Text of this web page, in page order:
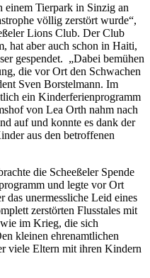
einem Tierpark in Sinzig an
völlig zerstört wurde“,
Lions Club. Der Club
hat aber auch schon in Haiti,
gespendet. „Dabei bemühen
die vor Ort den Schwachen
Sven Borstelmann. Im
ein Kinderferienprogramm
von Lea Orth nahm nach
auf und konnte es dank der
aus den betroffenen
die Scheeßeler Spende
und legte vor Ort
das unermessliche Leid eines
zerstörten Flusstales mit
im Krieg, die sich
kleinen ehrenamtlichen
viele Eltern mit ihren Kindern